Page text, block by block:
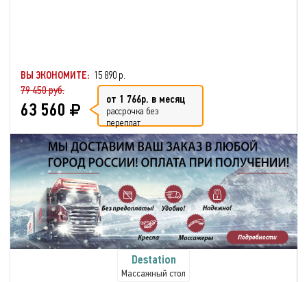
ВЫ ЭКОНОМИТЕ: 15 890 р.
79 450 руб.
63 560 от 1 766р. в месяц
рассрочка без
переплат
Destation
Массажный стол